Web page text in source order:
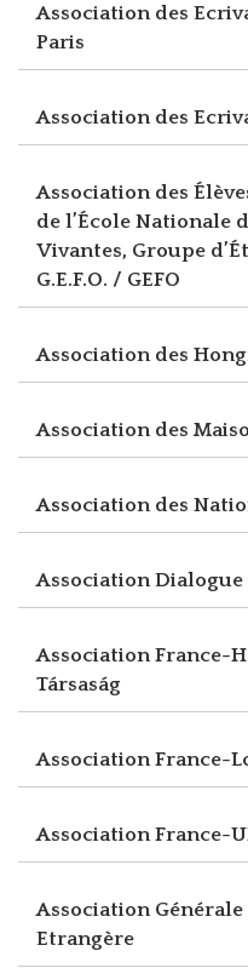
Association des
Paris
Association des
Association des
de l’École Nationale
Vivantes, Groupe
G.E.F.O. / GEFO
Association des
Association des
Association des
Association
Association France-
Társaság
Association France-
Association France-
Association Générale
Etrangère